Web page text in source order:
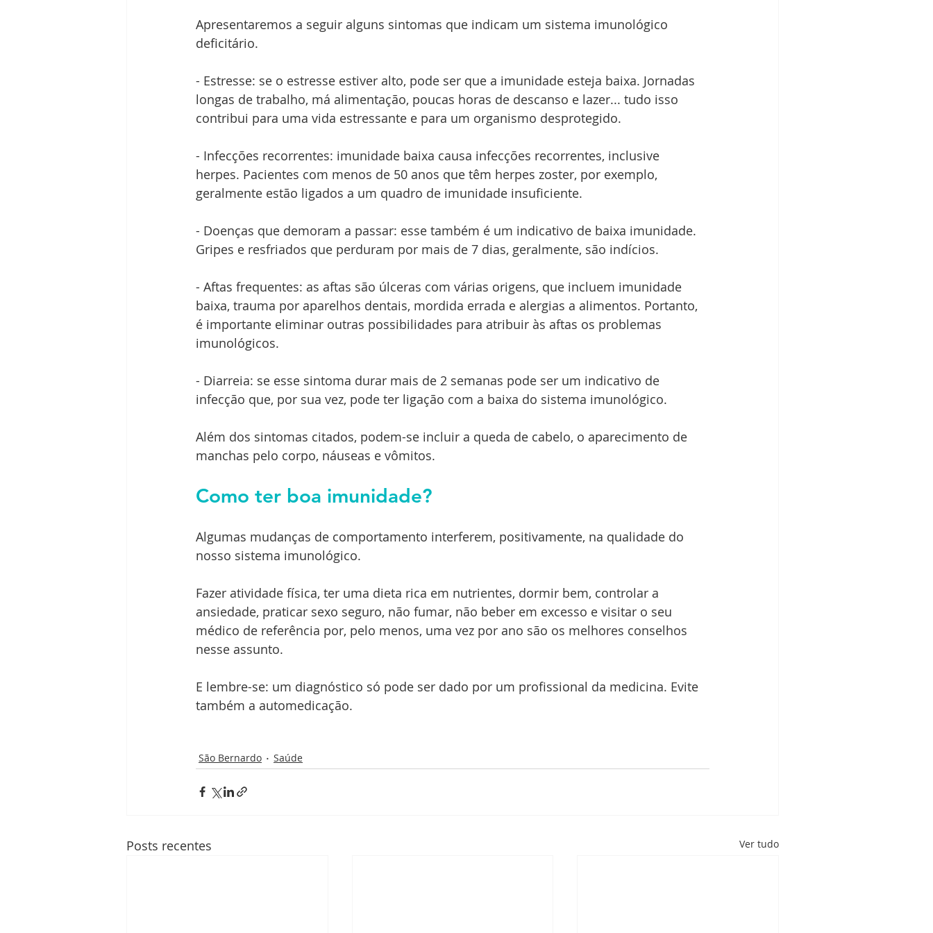
Apresentaremos a seguir alguns sintomas que indicam um sistema imunológico
deficitário.
- Estresse: se o estresse estiver alto, pode ser que a imunidade esteja baixa. Jornadas
longas de trabalho, má alimentação, poucas horas de descanso e lazer... tudo isso
contribui para uma vida estressante e para um organismo desprotegido.
- Infecções recorrentes: imunidade baixa causa infecções recorrentes, inclusive
herpes. Pacientes com menos de 50 anos que têm herpes zoster, por exemplo,
geralmente estão ligados a um quadro de imunidade insuficiente.
- Doenças que demoram a passar: esse também é um indicativo de baixa imunidade.
Gripes e resfriados que perduram por mais de 7 dias, geralmente, são indícios.
- Aftas frequentes: as aftas são úlceras com várias origens, que incluem imunidade
baixa, trauma por aparelhos dentais, mordida errada e alergias a alimentos. Portanto,
é importante eliminar outras possibilidades para atribuir às aftas os problemas
imunológicos.
- Diarreia: se esse sintoma durar mais de 2 semanas pode ser um indicativo de
infecção que, por sua vez, pode ter ligação com a baixa do sistema imunológico.
Além dos sintomas citados, podem-se incluir a queda de cabelo, o aparecimento de
manchas pelo corpo, náuseas e vômitos.
Como ter boa imunidade?
Algumas mudanças de comportamento interferem, positivamente, na qualidade do
nosso sistema imunológico.
Fazer atividade física, ter uma dieta rica em nutrientes, dormir bem, controlar a
ansiedade, praticar sexo seguro, não fumar, não beber em excesso e visitar o seu
médico de referência por, pelo menos, uma vez por ano são os melhores conselhos
nesse assunto.
E lembre-se: um diagnóstico só pode ser dado por um profissional da medicina. Evite
também a automedicação.
São Bernardo Saúde
Posts recentes Ver tudo